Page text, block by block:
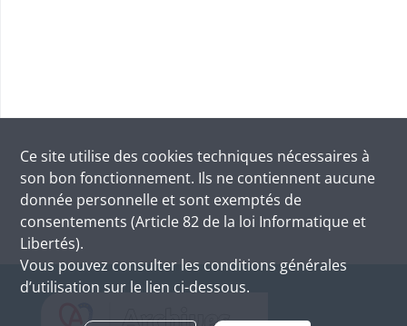
Ce site utilise des cookies techniques nécessaires à
son bon fonctionnement. Ils ne contiennent aucune
donnée personnelle et sont exemptés de
consentements (Article 82 de la loi Informatique et
Libertés).
Vous pouvez consulter les conditions générales
d’utilisation sur le lien ci-dessous.